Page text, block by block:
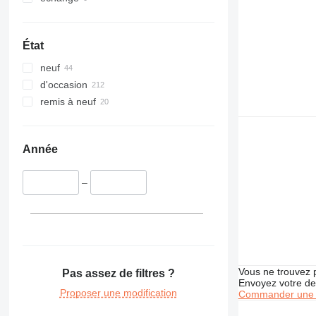
330
349
350
365
416
420
444
826
État
neuf
d'occasion
remis à neuf
Année
–
Pas assez de filtres ?
Proposer une modification
Vous ne trouvez
Envoyez votre
Commander